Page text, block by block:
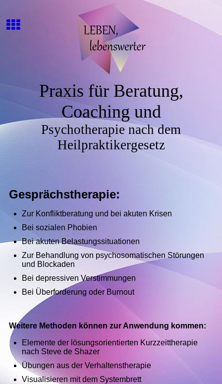
Praxis für Beratung,
Coaching und
Psychotherapie nach dem
Heilpraktikergesetz
Gesprächstherapie:
Zur Konfliktberatung und bei akuten Krisen
Bei sozialen Phobien
Bei akuten Belastungssituationen
Zur Behandlung von psychosomatischen Störungen
und Blockaden
Bei depressiven Verstimmungen
Bei Überforderung oder Burnout
Weitere Methoden können zur Anwendung kommen:
Elemente der lösungsorientierten Kurzzeittherapie
nach Steve de Shazer
Übungen aus der Verhaltenstherapie
Visualisieren mit dem Systembrett